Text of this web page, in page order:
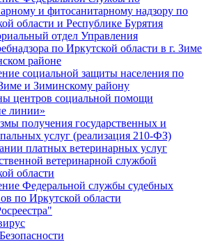
и фитосанитарному надзору по
области и Республике Бурятия
отдел Управления
по Иркутской области в г. Зиме
районе
социальной защиты населения по
и Зиминскому району
центров социальной помощи
линии»
получения государственных и
услуг (реализация 210-ФЗ)
платных ветеринарных услуг
ветеринарной службой
области
Федеральной службы судебных
по Иркутской области